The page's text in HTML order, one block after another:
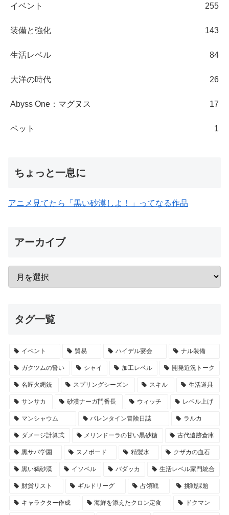
イベント 255
装備と強化 143
生活レベル 84
大洋の時代 26
Abyss One：マグヌス 17
ペット 1
ちょっと一息に
アニメ見てたら「黒い砂漠しよ！」ってなる作品
アーカイブ
タグ一覧
イベント 貿易 ハイデル宴会 ナル装備
ガクツムの誓い シャイ 加工レベル 開発近況トーク
名匠火縄銃 スプリングシーズン スキル 生活道具
サンサカ 砂漠ナーガ門番長 ウィッチ レベル上げ
マンシャウム バレンタイン冒険日誌 ラルカ
ダメージ計算式 メリンドーラの甘い黒砂糖 古代遺跡倉庫
黒サバ学園 スノボード 精製水 クザカの血石
黒い鵜砂漠 イソベル バダッカ 生活レベル家門統合
財貨リスト ギルドリーグ 占領戦 挑戦課題
キャラクター作成 海鮮を添えたクロン定食 ドクマン